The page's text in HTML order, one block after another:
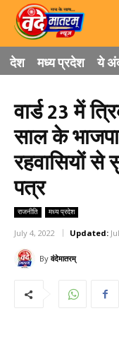
देश मध्य प्रदेश ये
वार्ड 23 में
साल के
रहवासियों
पत्र
राजनीति मध्य प्रदेश
July 4, 2022 Updated:
By वंदेमातरम्